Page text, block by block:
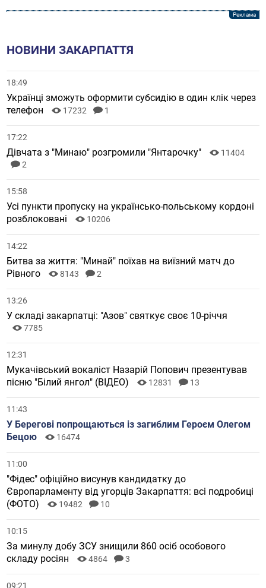
НОВИНИ ЗАКАРПАТТЯ
18:49
Українці зможуть оформити субсидію в один клік через
телефон
17232 1
17:22
Дівчата з "Минаю" розгромили "Янтарочку"
11404
2
15:58
Усі пункти пропуску на українсько-польському кордоні
розблоковані
10206
14:22
Битва за життя: "Минай" поїхав на виїзний матч до
Рівного
8143 2
13:26
У складі закарпатці: "Азов" святкує своє 10-річчя
7785
12:31
Мукачівський вокаліст Назарій Попович презентував
пісню "Білий янгол" (ВІДЕО)
12831 13
11:43
У Берегові попрощаються із загиблим Героєм Олегом
Бецою
16474
11:00
"Фідес" офіційно висунув кандидатку до
Європарламенту від угорців Закарпаття: всі подробиці
(ФОТО)
19482 10
10:15
За минулу добу ЗСУ знищили 860 осіб особового
складу росіян
4864 3
09:21